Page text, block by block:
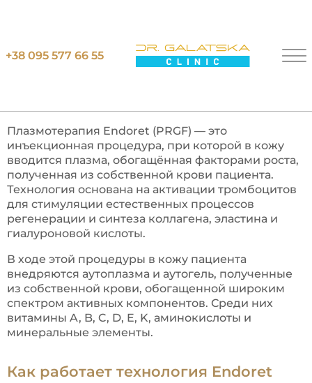
+38 095 577 66 55
Главная Плазмолифтинг Endoret
Плазмотерапия Endoret (PRGF) — это
инъекционная процедура, при которой в кожу
вводится плазма, обогащённая факторами роста,
полученная из собственной крови пациента.
Технология основана на активации тромбоцитов
для стимуляции естественных процессов
регенерации и синтеза коллагена, эластина и
гиалуроновой кислоты.
В ходе этой процедуры в кожу пациента
внедряются аутоплазма и аутогель, полученные
из собственной крови, обогащенной широким
спектром активных компонентов. Среди них
витамины A, B, C, D, E, K, аминокислоты и
минеральные элементы.
Как работает технология Endoret